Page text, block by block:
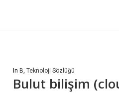
In B, Teknoloji Sözlüğü
Bulut bilişim